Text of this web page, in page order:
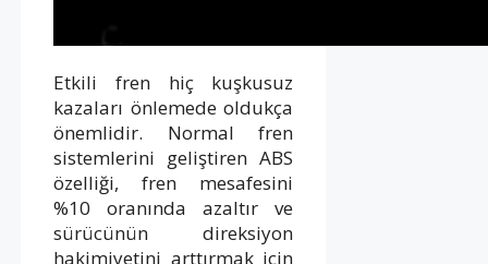
Etkili fren hiç kuşkusuz
kazaları önlemede oldukça
önemlidir. Normal fren
sistemlerini geliştiren ABS
özelliği, fren mesafesini
%10 oranında azaltır ve
sürücünün direksiyon
hakimiyetini arttırmak için